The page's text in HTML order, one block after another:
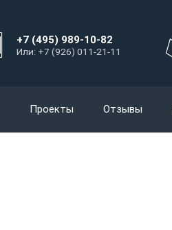
+7 (495) 989-10-82
Или: +7 (926) 011-21-11
Проекты Отзывы